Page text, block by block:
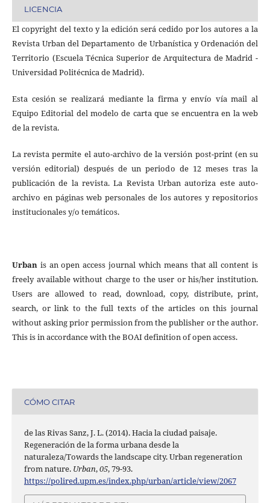
LICENCIA
El copyright del texto y la edición será cedido por los autores a la
Revista Urban del Departamento de Urbanística y Ordenación del
Territorio (Escuela Técnica Superior de Arquitectura de Madrid -
Universidad Politécnica de Madrid).
Esta cesión se realizará mediante la firma y envío vía mail al
Equipo Editorial del modelo de carta que se encuentra en la web
de la revista.
La revista permite el auto-archivo de la versión post-print (en su
versión editorial) después de un periodo de 12 meses tras la
publicación de la revista. La Revista Urban autoriza este auto-
archivo en páginas web personales de los autores y repositorios
institucionales y/o temáticos.
Urbanis an open access journal which means that all content is
freely available without charge to the user or his/her institution.
Users are allowed to read, download, copy, distribute, print,
search, or link to the full texts of the articles on this journal
without asking prior permission from the publisher or the author.
This is in accordance with the BOAI definition of open access.
CÓMO CITAR
de las Rivas Sanz, J. L. (2014). Hacia la ciudad paisaje.
Regeneración de la forma urbana desde la
naturaleza/Towards the landscape city. Urban regeneration
from nature. Urban,05, 79-93.
https://polired.upm.es/index.php/urban/article/view/2067